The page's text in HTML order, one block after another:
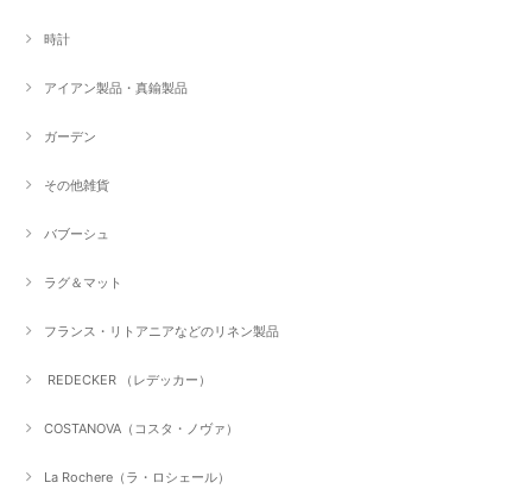
時計
アイアン製品・真鍮製品
ガーデン
その他雑貨
バブーシュ
ラグ＆マット
フランス・リトアニアなどのリネン製品
REDECKER （レデッカー）
COSTANOVA（コスタ・ノヴァ）
La Rochere（ラ・ロシェール）